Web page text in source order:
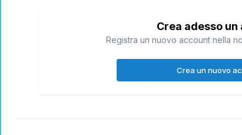
Crea adesso
Registra un nuovo account nella
Crea un nuovo